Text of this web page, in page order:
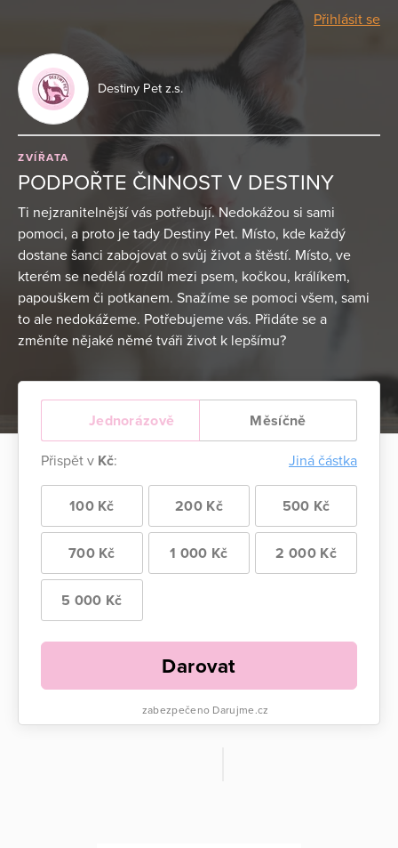
Přihlásit se
Destiny Pet z.s.
ZVÍŘATA
PODPOŘTE ČINNOST V DESTINY
Ti nejzranitelnější vás potřebují. Nedokážou si sami
pomoci, a proto je tady Destiny Pet. Místo, kde každý
dostane šanci zabojovat o svůj život a štěstí. Místo, ve
kterém se nedělá rozdíl mezi psem, kočkou, králíkem,
papouškem či potkanem. Snažíme se pomoci všem, sami
to ale nedokážeme. Potřebujeme vás. Přidáte se a
změníte nějaké němé tváři život k lepšímu?
Jednorázově Měsíčně
Přispět v Kč: Jiná částka
100 Kč 200 Kč 500 Kč
700 Kč 1 000 Kč 2 000 Kč
5 000 Kč
Darovat
zabezpečeno Darujme.cz